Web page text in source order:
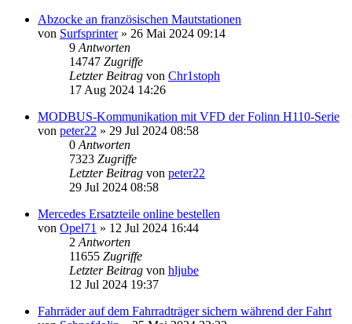
Abzocke an französischen Mautstationen
von Surfsprinter» 26 Mai 2024 09:14
9 Antworten
14747 Zugriffe
Letzter Beitrag von Chr1stoph
17 Aug 2024 14:26
MODBUS-Kommunikation mit VFD der Folinn H110-Serie
von peter22 » 29 Jul 2024 08:58
0 Antworten
7323 Zugriffe
Letzter Beitrag von peter22
29 Jul 2024 08:58
Mercedes Ersatzteile online bestellen
von Opel71 » 12 Jul 2024 16:44
2 Antworten
11655 Zugriffe
Letzter Beitrag von hljube
12 Jul 2024 19:37
Fahrräder auf dem Fahrradträger sichern während der Fahrt